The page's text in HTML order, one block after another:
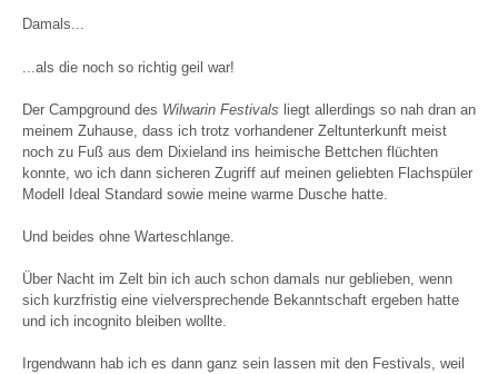
Damals...
...als die noch so richtig geil war!
Der Campground des Wilwarin Festivals liegt allerdings so nah dran an
meinem Zuhause, dass ich trotz vorhandener Zeltunterkunft meist
noch zu Fuß aus dem Dixieland ins heimische Bettchen flüchten
konnte, wo ich dann sicheren Zugriff auf meinen geliebten Flachspüler
Modell Ideal Standard sowie meine warme Dusche hatte.
Und beides ohne Warteschlange.
Über Nacht im Zelt bin ich auch schon damals nur geblieben, wenn
sich kurzfristig eine vielversprechende Bekanntschaft ergeben hatte
und ich incognito bleiben wollte.
Irgendwann hab ich es dann ganz sein lassen mit den Festivals, weil